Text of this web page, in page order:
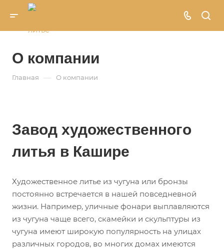
О компании
Главная — О компании
Завод художественного
литья в Кашире
Художественное литье из чугуна или бронзы
постоянно встречается в нашей повседневной
жизни. Например, уличные фонари выплавляются
из чугуна чаще всего, скамейки и скульптуры из
чугуна имеют широкую популярность на улицах
различных городов, во многих домах имеются